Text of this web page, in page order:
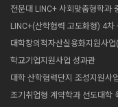
김치버스 도전기 (
9일차
산학연 소통의
10:00~12:00
산·학·관 소통포럼
산업계 동향과 대
(박경학 부사장, 최
전은경 선생님
전문대 LINC+ 사회맞춤형학과
LINC+(산학협력 고도화형) 4
대학창의적자산실용화지원사
학교기업지원사업 성과관
대학 산학협력단지 조성지원사
조기취업형 계약학과 선도대학